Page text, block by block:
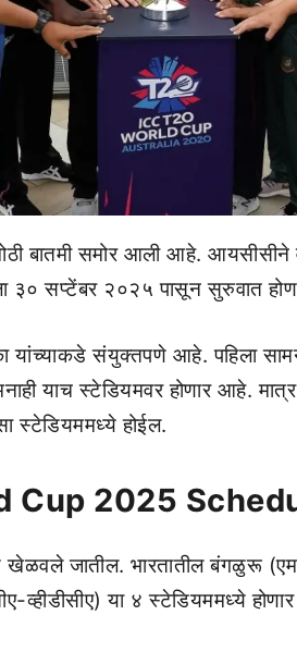
बातमी समोर आली आहे.
३० सप्टेंबर २०२५ पासून सुरुवात
संयुक्तपणे आहे. पहिला
याच स्टेडियमवर होणार आहे.
स्टेडियममध्ये होईल.
Cup 2025
जातील. भारतातील बंगळुरू (एम.
व्हीडीसीए) या ४ स्टेडियममध्ये